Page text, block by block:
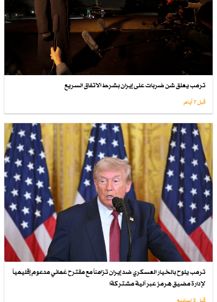
ترمب يعلق شن ضربات على إيران بشرط الاتفاق السريع
قبل 7 أيام
ترمب يلوح بالخيار العسكري ضد إيران تزامناً مع مقترح عُماني مدعوم إقليمياً
لإدارة مضيق هرمز عبر آلية مشتركةا